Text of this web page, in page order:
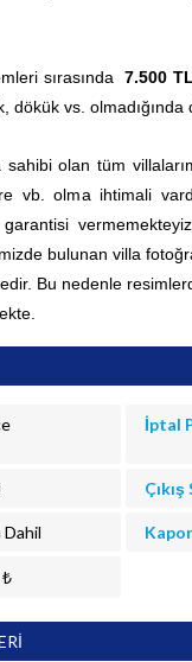
sırasında7.500 TL
dökük vs. olmadığında
olan tüm
vb. olma ihtimali
bulunan villa
Bu nedenle
İptal
Dahil